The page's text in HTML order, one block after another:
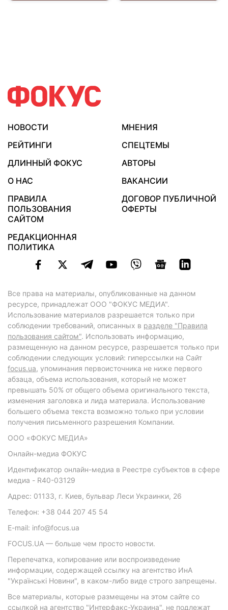
НОВОСТИ
МНЕНИЯ
РЕЙТИНГИ
СПЕЦТЕМЫ
ДЛИННЫЙ ФОКУС
АВТОРЫ
О НАС
ВАКАНСИИ
ПРАВИЛА
ПОЛЬЗОВАНИЯ
САЙТОМ
ДОГОВОР ПУБЛИЧНОЙ
ОФЕРТЫ
РЕДАКЦИОННАЯ
ПОЛИТИКА
Все права на материалы, опубликованные на данном
ресурсе, принадлежат ООО "ФОКУС МЕДИА".
Использование материалов разрешается только при
соблюдении требований, описанных в разделе "Правила
пользования сайтом". Использовать информацию,
размещенную на данном ресурсе, разрешается только при
соблюдении следующих условий: гиперссылки на Сайт
focus.ua, упоминания первоисточника не ниже первого
абзаца, объема использования, который не может
превышать 50% от общего объема оригинального текста,
изменения заголовка и лида материала. Использование
большего объема текста возможно только при условии
получения письменного разрешения Компании.
ООО «ФОКУС МЕДИА»
Онлайн-медиа ФОКУС
Идентификатор онлайн-медиа в Реестре субъектов в сфере
медиа - R40-03129
Адрес: 01133, г. Киев, бульвар Леси Украинки, 26
Телефон: +38 044 207 45 54
E-mail: info@focus.ua
FOCUS.UA — больше чем просто новости.
Перепечатка, копирование или воспроизведение
информации, содержащей ссылку на агентство ИнА
"Українські Новини", в каком-либо виде строго запрещены.
Все материалы, которые размещены на этом сайте со
ссылкой на агентство "Интерфакс-Украина", не подлежат